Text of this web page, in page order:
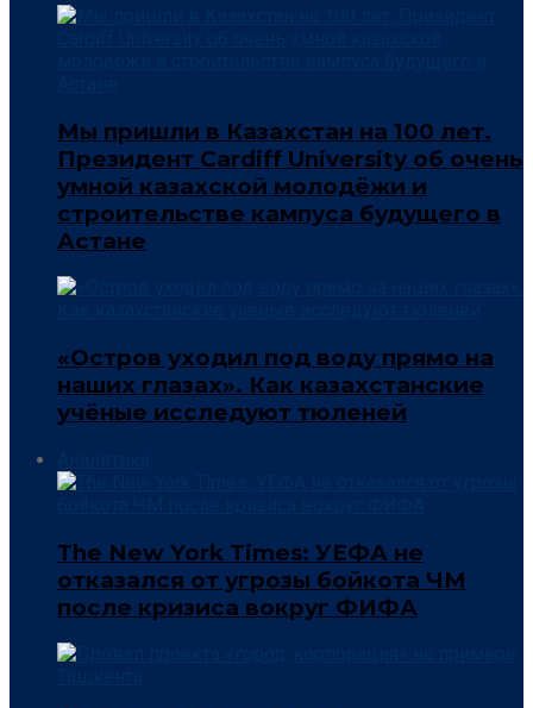
Мы пришли в Казахстан на 100 лет.
Президент Cardiff University об очень
умной казахской молодёжи и
строительстве кампуса будущего в
Астане
«Остров уходил под воду прямо на
наших глазах». Как казахстанские
учёные исследуют тюленей
The New York Times: УЕФА не
отказался от угрозы бойкота ЧМ
после кризиса вокруг ФИФА